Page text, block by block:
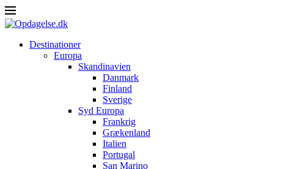
Destinationer
Europa
Skandinavien
Danmark
Finland
Sverige
Syd Europa
Frankrig
Grækenland
Italien
Portugal
San Marino